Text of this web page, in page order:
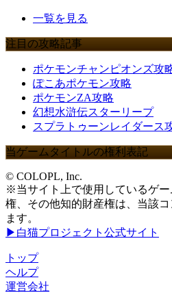
一覧を見る
注目の攻略記事
ポケモンチャンピオンズ攻
ぽこあポケモン攻略
ポケモンZA攻略
幻想水滸伝スターリープ
スプラトゥーンレイダース
当ゲームタイトルの権利表記
© COLOPL, Inc.
※当サイト上で使用しているゲ
権、その他知的財産権は、当該
ます。
▶白猫プロジェクト公式サイト
トップ
ヘルプ
運営会社